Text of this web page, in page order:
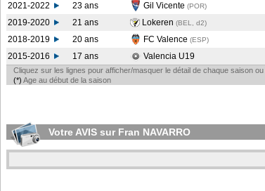
2021-2022
23 ans Gil Vicente (POR)
2019-2020
21 ans Lokeren (BEL, d2)
2018-2019
20 ans FC Valence (ESP)
2015-2016
17 ans Valencia U19
Cliquez sur les lignes pour afficher/masquer le détail de chaque saison ou
(*) Age au début de la saison
Votre AVIS sur Fran NAVARRO